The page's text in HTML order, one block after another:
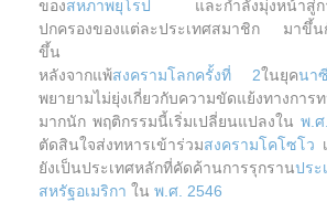
ของสหภาพยุโรป และกำลังมุ่งหน้าสู่กา
ปกครองของแต่ละประเทศสมาชิก มาขึ้น
ขึ้น
หลังจากแพ้สงครามโลกครั้งที่ 2ในยุคนา
พยายามไม่ยุ่งเกี่ยวกับความขัดแย้งทางการ
มากนัก พฤติกรรมนี้เริ่มเปลี่ยนแปลงใน พ.ศ
ตัดสินใจส่งทหารเข้าร่วมสงครามโคโซโว
ยังเป็นประเทศหลักที่คัดค้านการรุกรานประ
สหรัฐอเมริกา ใน พ.ศ. 2546